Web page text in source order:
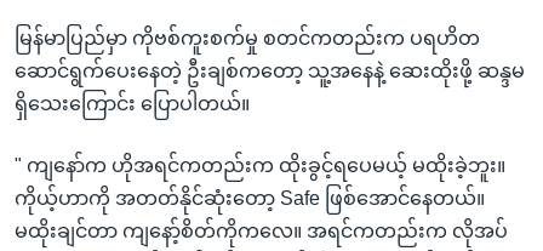
မြန်မာပြည်မှာ ကိုဗစ်ကူးစက်မှု စတင်ကတည်းက ပရဟိတ
ဆောင်ရွက်ပေးနေတဲ့ ဦးချစ်ကတော့ သူ့အနေနဲ့ ဆေးထိုးဖို့ ဆန္ဒမ
ရှိသေးကြောင်း ပြောပါတယ်။
" ကျနော်က ဟိုအရင်ကတည်းက ထိုးခွင့်ရပေမယ့် မထိုးခဲ့ဘူး။
ကိုယ့်ဟာကို အတတ်နိုင်ဆုံးတော့ Safe ဖြစ်အောင်နေတယ်။
မထိုးချင်တာ ကျနော့်စိတ်ကိုကလေ။ အရင်ကတည်းက လိုအပ်